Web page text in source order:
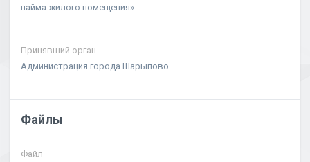
найма жилого помещения»
Принявший орган
Администрация города Шарыпово
Файлы
Файл